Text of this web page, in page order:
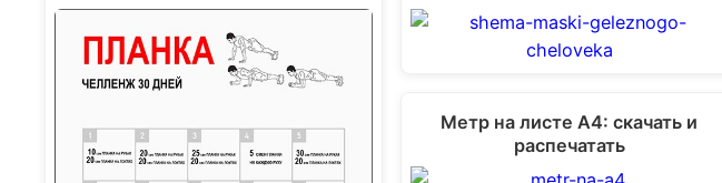
Метр на листе А4: скачать и
распечатать